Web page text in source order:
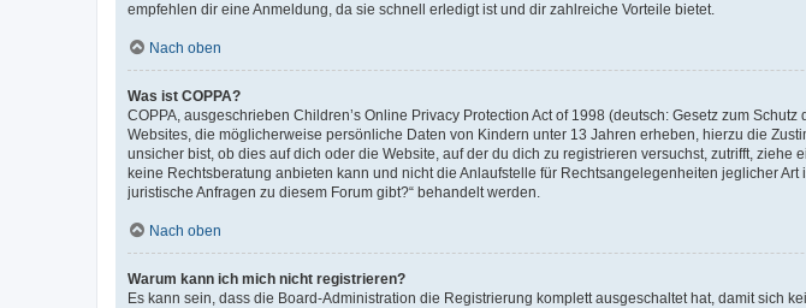
empfehlen dir eine Anmeldung, da sie schnell erledigt ist und dir zahlreiche Vorteile bietet.
Nach oben
Was ist COPPA?
COPPA, ausgeschrieben Children’s Online Privacy Protection Act of 1998 (deutsch: Gesetz zum
Websites, die möglicherweise persönliche Daten von Kindern unter 13 Jahren erheben, hierzu die
unsicher bist, ob dies auf dich oder die Website, auf der du dich zu registrieren versuchst, zutrifft,
keine Rechtsberatung anbieten kann und nicht die Anlaufstelle für Rechtsangelegenheiten jeglicher
juristische Anfragen zu diesem Forum gibt?“ behandelt werden.
Nach oben
Warum kann ich mich nicht registrieren?
Es kann sein, dass die Board-Administration die Registrierung komplett ausgeschaltet hat, damit sich